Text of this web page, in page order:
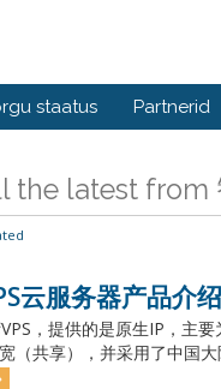
staatus Partnerid
the latest from
云服务器产品介绍
，提供的是原生IP，主
（共享），并采用了中国